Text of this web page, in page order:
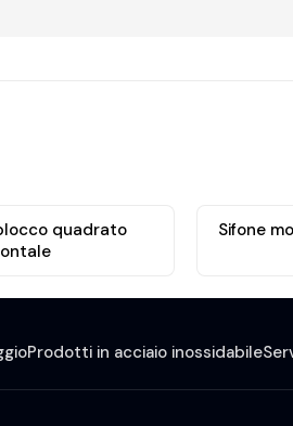
quadrato
Sifone
Prodotti in acciaio inossidabile